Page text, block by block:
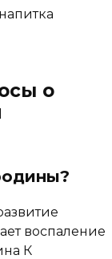
о
воспаление
К